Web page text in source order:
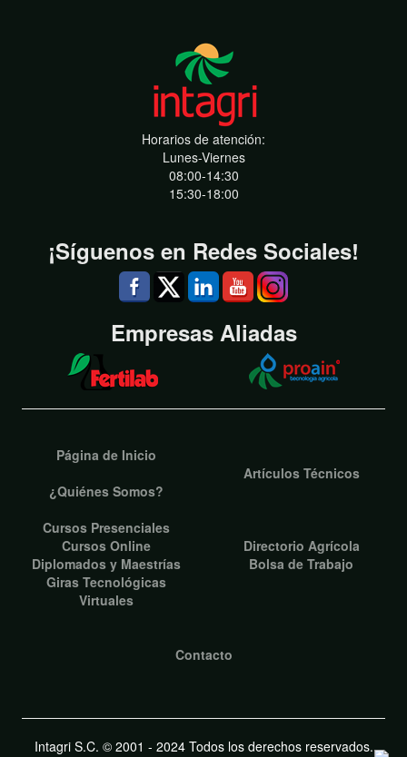
Horarios de atención:
Lunes-Viernes
08:00-14:30
15:30-18:00
¡Síguenos en Redes Sociales!
Empresas Aliadas
Página de Inicio
¿Quiénes Somos?
Artículos Técnicos
Cursos Presenciales
Cursos Online
Diplomados y Maestrías
Giras Tecnológicas
Virtuales
Directorio Agrícola
Bolsa de Trabajo
Contacto
Intagri S.C. © 2001 - 2024 Todos los derechos reservados.